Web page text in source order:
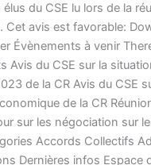
élus du CSE lu lors de la
Cet avis est favorable:
Évènements à venir
Avis du CSE sur la
de la CR Avis du CSE
de la CR
sur les négociation sur
Accords Collectifs
Dernières infos Espace